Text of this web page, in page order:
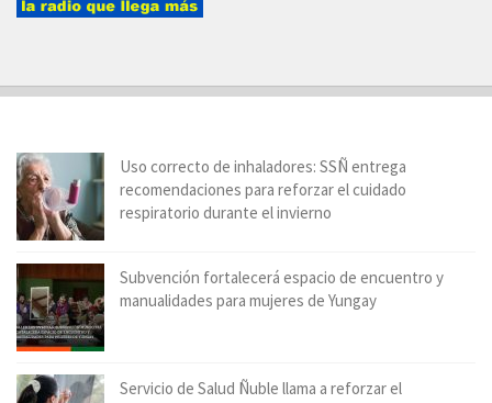
Uso correcto de inhaladores: SSÑ entrega
recomendaciones para reforzar el cuidado
respiratorio durante el invierno
Subvención fortalecerá espacio de encuentro y
manualidades para mujeres de Yungay
Servicio de Salud Ñuble llama a reforzar el